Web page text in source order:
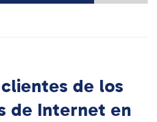
de los
de Internet en